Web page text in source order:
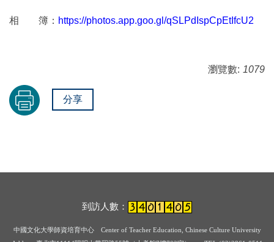
相 簿： https://photos.app.goo.gl/qSLPdIspCpEtIfcU2
瀏覽數: 1079
分享
到訪人數：
中國文化大學師資培育中心 Center of Teacher Education, Chinese Culture University